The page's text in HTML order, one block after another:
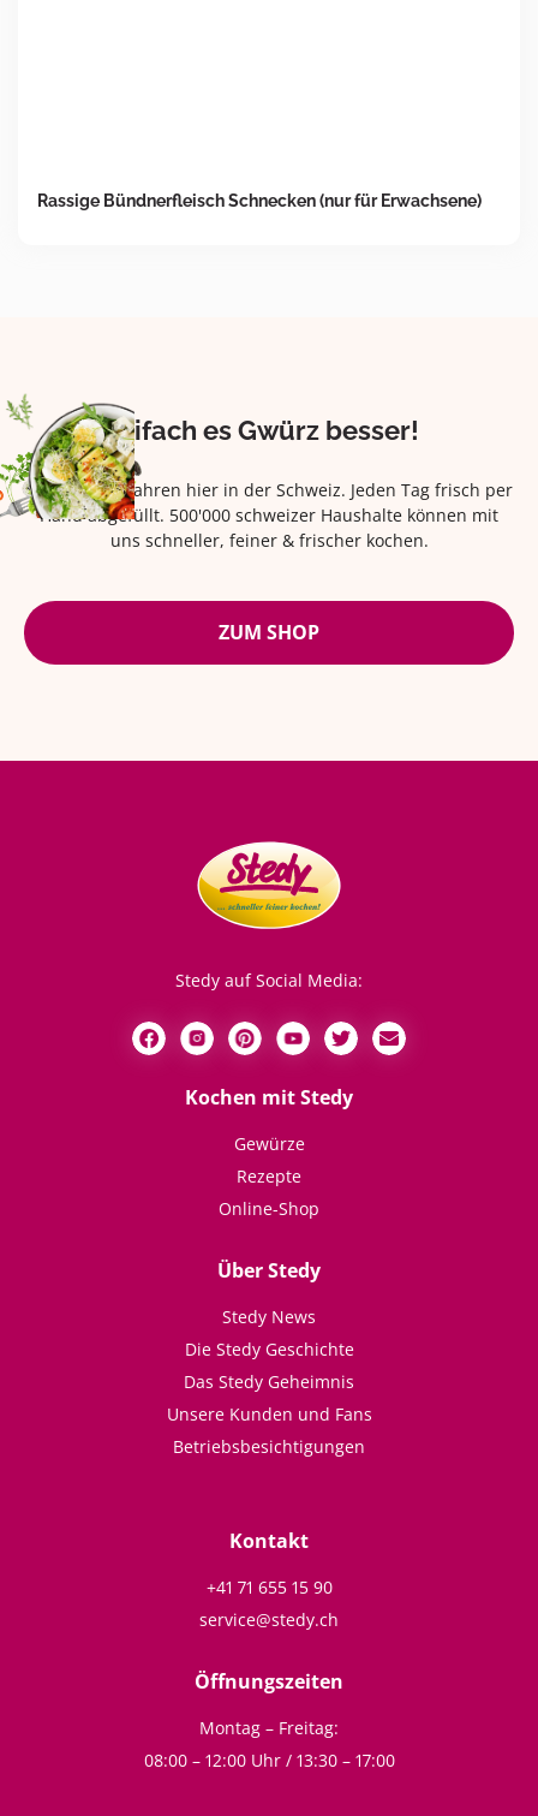
Rassige Bündnerfleisch Schnecken (nur für Erwachsene)
Eifach es Gwürz besser!
Seit über 42 Jahren hier in der Schweiz. Jeden Tag frisch per
Hand abgefüllt. 500'000 schweizer Haushalte können mit
uns schneller, feiner & frischer kochen.
ZUM SHOP
Stedy auf Social Media:
Kochen mit Stedy
Gewürze
Rezepte
Online-Shop
Über Stedy
Stedy News
Die Stedy Geschichte
Das Stedy Geheimnis
Unsere Kunden und Fans
Betriebsbesichtigungen
Kontakt
+41 71 655 15 90
service@stedy.ch
Öffnungszeiten
Montag – Freitag:
08:00 – 12:00 Uhr / 13:30 – 17:00